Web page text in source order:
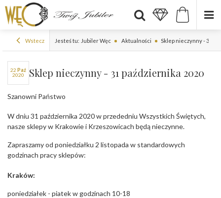
Wstecz Jesteś tu: Jubiler Węc Aktualności Sklep nieczynny - 31
22
paź
2020
Sklep nieczynny - 31 października 2020
Szanowni Państwo
W dniu 31 października 2020 w przededniu Wszystkich Świętych,
nasze sklepy w Krakowie i Krzeszowicach będą nieczynne.
Zapraszamy od poniedziałku 2 listopada w standardowych
godzinach pracy sklepów:
Kraków:
poniedziałek - piatek w godzinach 10-18